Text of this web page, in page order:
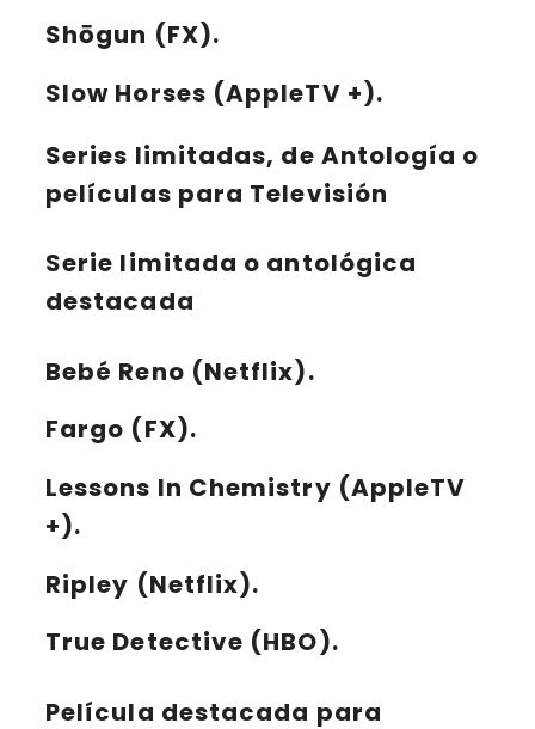
Shōgun (FX).
Slow Horses (AppleTV +).
Series limitadas, de Antología o
películas para Televisión
Serie limitada o antológica
destacada
Bebé Reno (Netflix).
Fargo (FX).
Lessons In Chemistry (AppleTV
+).
Ripley (Netflix).
True Detective (HBO).
Película destacada para